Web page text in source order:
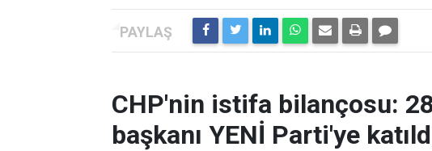
CHP'nin istifa bilançosu:
başkanı YENİ Parti'ye